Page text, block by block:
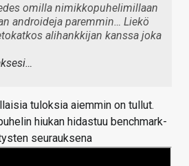
omilla nimikkopuhelimillaan
androideja paremmin… Liekö
alihankkijan kanssa joka
tuloksia aiemmin on tullut.
hiukan hidastuu benchmark-
seurauksena